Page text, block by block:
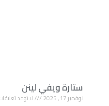
ستارة ويفي لينن
نوفمبر 17, 2025 لا توجد